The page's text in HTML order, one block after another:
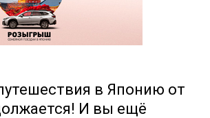
в Японию от
И вы ещё